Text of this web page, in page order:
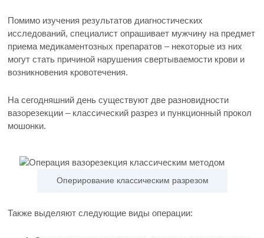
Помимо изучения результатов диагностических
исследований, специалист опрашивает мужчину на предмет
приема медикаментозных препаратов – некоторые из них
могут стать причиной нарушения свертываемости крови и
возникновения кровотечения.
На сегодняшний день существуют две разновидности
вазорезекции – классический разрез и пункционный прокол
мошонки.
Оперирование классическим разрезом
Также выделяют следующие виды операции: